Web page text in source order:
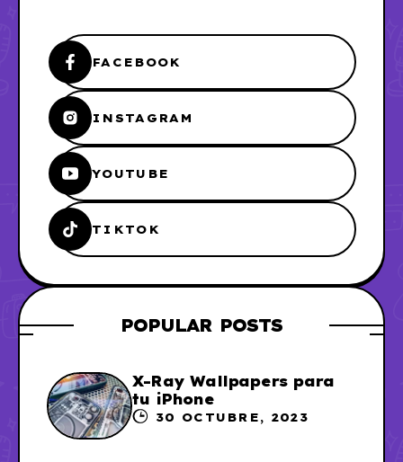
FACEBOOK
INSTAGRAM
YOUTUBE
TIKTOK
POPULAR POSTS
X-Ray Wallpapers para
tu iPhone
30 OCTUBRE, 2023